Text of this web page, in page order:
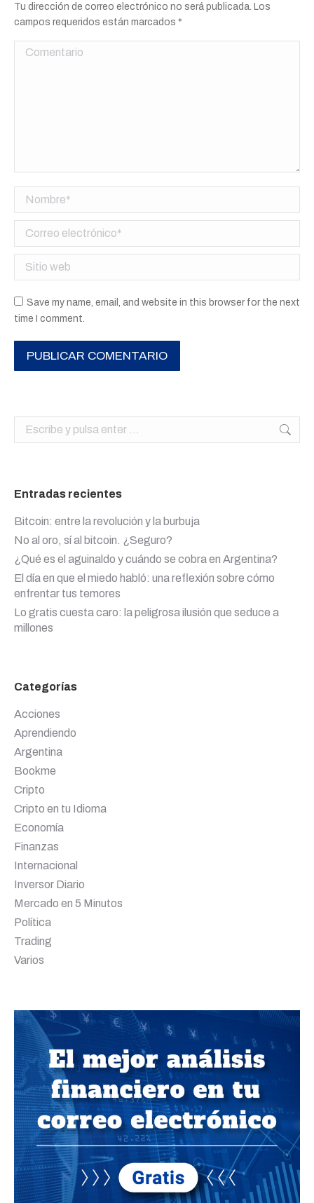
Tu dirección de correo electrónico no será publicada. Los
campos requeridos están marcados *
Comentario
Nombre *
Correo electrónico *
Sitio web
Save my name, email, and website in this browser for the next
time I comment.
PUBLICAR COMENTARIO
Buscar:
Entradas recientes
Bitcoin: entre la revolución y la burbuja
No al oro, sí al bitcoin. ¿Seguro?
¿Qué es el aguinaldo y cuándo se cobra en Argentina?
El día en que el miedo habló: una reflexión sobre cómo
enfrentar tus temores
Lo gratis cuesta caro: la peligrosa ilusión que seduce a
millones
Categorías
Acciones
Aprendiendo
Argentina
Bookme
Cripto
Cripto en tu Idioma
Economía
Finanzas
Internacional
Inversor Diario
Mercado en 5 Minutos
Política
Trading
Varios